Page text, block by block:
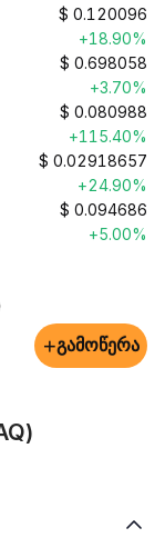
$ 0.120096
+18.90%
$ 0.698058
+3.70%
$ 0.080988
+115.40%
$ 0.02918657
+24.90%
$ 0.094686
+5.00%
+გამოწერა